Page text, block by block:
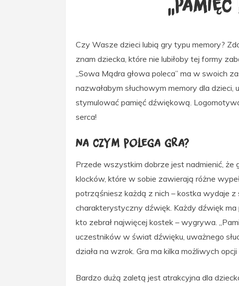
Czy Wasze dzieci lubią gry typu memory?
znam dziecka, które nie lubiłoby tej formy
„Sowa Mądra głowa poleca” ma w swoich
nazwałabym słuchowym memory dla dzieci,
stymulować pamięć dźwiękową.
serca!
Na czym polega gra?
Przede wszystkim dobrze jest nadmienić, że
klocków, które w sobie zawierają różne
potrząśniesz każdą z nich – kostka wydaje z
charakterystyczny dźwięk. Każdy dźwięk ma
kto zebrał najwięcej kostek – wygrywa.
uczestników w świat dźwięku, uważnego
działa na wzrok. Gra ma kilka możliwych
Bardzo dużą zaletą jest atrakcyjna dla